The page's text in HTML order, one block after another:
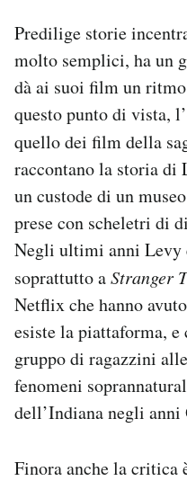
Predilige storie
molto semplici, ha un
dà ai suoi film un
questo punto di vista,
quello dei film della
raccontano la storia
un custode di un
prese con scheletri di
Negli ultimi anni Levy
soprattutto aStranger
Netflix che hanno
esiste la piattaforma,
gruppo di ragazzini
fenomeni
dell’Indiana negli anni
Finora anche la critica